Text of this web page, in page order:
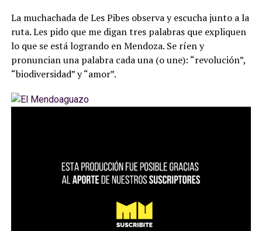
La muchachada de Les Pibes observa y escucha junto a la
ruta. Les pido que me digan tres palabras que expliquen
lo que se está logrando en Mendoza. Se ríen y
pronuncian una palabra cada una (o une): “revolución”,
“biodiversidad” y “amor”.